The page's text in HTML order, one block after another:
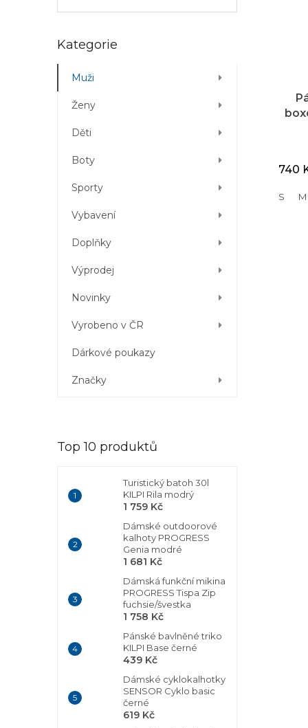
Přeskočit
Kategorie
Muži
Ženy
Děti
Boty
Sporty
Vybavení
Doplňky
Výprodej
Novinky
Vyrobeno v ČR
Dárkové poukazy
Značky
Top 10 produktů
Turistický batoh 30l
KILPI Rila modrý
1 759 Kč
Dámské outdoorové
kalhoty PROGRESS
Genia modré
1 681 Kč
Dámská funkční mikina
PROGRESS Tispa Zip
fuchsie/švestka
1 758 Kč
Pánské bavlněné triko
KILPI Base černé
439 Kč
Dámské cyklokalhotky
SENSOR Cyklo basic
černé
619 Kč
740
S M